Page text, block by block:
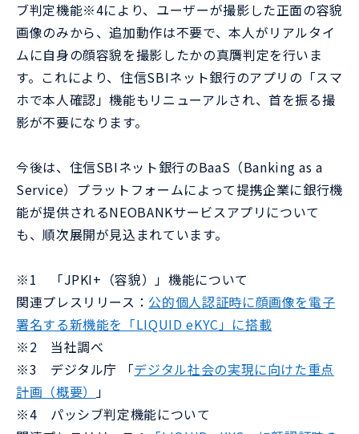
ブ判定機能※4により、ユーザーが撮影した正面の容貌
画像のみから、追加動作は不要で、本人がリアルタイ
ムに自身の顔容貌を撮影したかの真贋判定を行いま
す。これにより、住信SBIネット銀行のアプリの「スマ
ホで本人確認」機能もリニューアルされ、首を振る撮
影が不要になります。
今後は、住信SBIネット銀行のBaaS（Banking as a
Service）プラットフォームによって提携企業に銀行機
能が提供されるNEOBANKサービスアプリについて
も、順次展開が見込まれています。
※1 「JPKI+（容貌）」機能について
関連プレスリリース： 公的個人認証時に顔画像を電子
署名する新機能を「LIQUID eKYC」に搭載
※2 当社調べ
※3 デジタル庁 「デジタル社会の実現に向けた重点
計画（概要） 」
※4 パッシブ判定機能について